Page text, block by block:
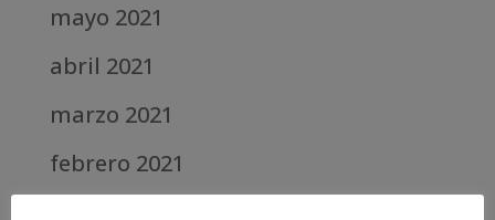
mayo 2021
abril 2021
marzo 2021
febrero 2021